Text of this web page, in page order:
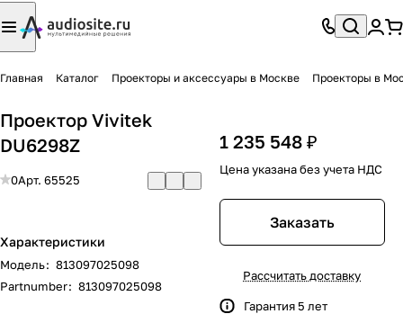
Главная Каталог Проекторы и аксессуары в Москве Проекторы в
Проектор Vivitek
DU6298Z
0Арт. 65525
Характеристики
Модель: 813097025098
Partnumber: 813097025098
1 235 548 ₽
Цена указана без учета НДС
Заказать
Рассчитать доставку
Гарантия 5 лет